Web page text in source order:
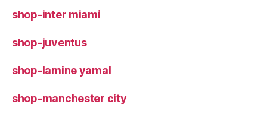
shop-inter miami
shop-juventus
shop-lamine yamal
shop-manchester city